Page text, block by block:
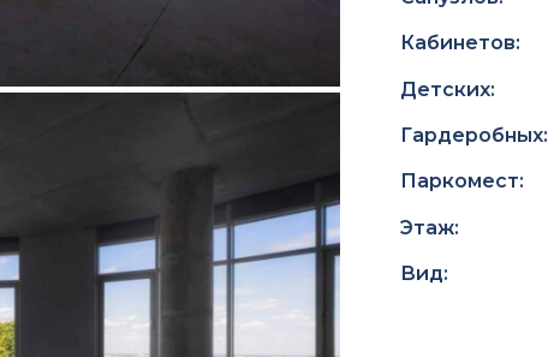
Кабинетов:
Детских:
Гардеробных:
Паркомест:
Этаж:
Вид: